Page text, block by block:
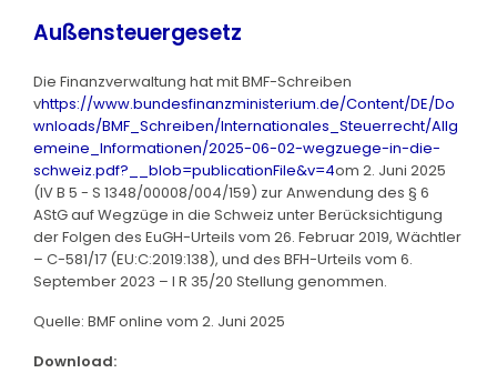
Außensteuergesetz
Die Finanzverwaltung hat mit BMF-Schreiben
vhttps://www.bundesfinanzministerium.de/Content/DE/Do
wnloads/BMF_Schreiben/Internationales_Steuerrecht/Allg
emeine_Informationen/2025-06-02-wegzuege-in-die-
schweiz.pdf?__blob=publicationFile&v=4om 2. Juni 2025
(IV B 5 - S 1348/00008/004/159) zur Anwendung des § 6
AStG auf Wegzüge in die Schweiz unter Berücksichtigung
der Folgen des EuGH-Urteils vom 26. Februar 2019, Wächtler
– C-581/17 (EU:C:2019:138), und des BFH-Urteils vom 6.
September 2023 – I R 35/20 Stellung genommen.
Quelle: BMF online vom 2. Juni 2025
Download: